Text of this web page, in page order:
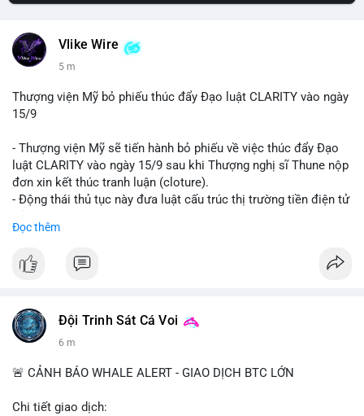
Vlike Wire
5 m
Thượng viện Mỹ bỏ phiếu thúc đẩy Đạo luật CLARITY vào ngày
15/9
- Thượng viện Mỹ sẽ tiến hành bỏ phiếu về việc thúc đẩy Đạo
luật CLARITY vào ngày 15/9 sau khi Thượng nghị sĩ Thune nộp
đơn xin kết thúc tranh luận (cloture).
- Động thái thủ tục này đưa luật cấu trúc thị trường tiền điện tử
các điều khoản liên quan đến đạo đức và stablecoin.
rõ ràng cho thị trường tiền điện tử tại Mỹ.
#cryptoregulation #stablecoin
Đọc thêm
Đội Trinh Sát Cá Voi
6 m
🚨 CẢNH BÁO WHALE ALERT - GIAO DỊCH BTC LỚN
Chi tiết giao dịch: